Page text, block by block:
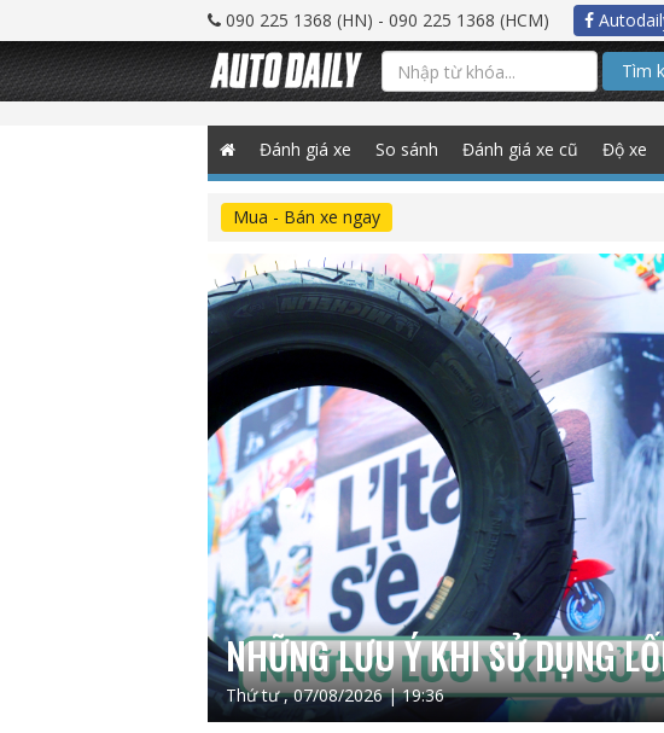
090 225 1368 (HN) - 090 225 1368 (HCM)
Tìm
Đánh giá xe So sánh Đánh giá xe cũ Độ xe
Mua - Bán xe ngay
NHỮNG LƯU Ý KHI SỬ DỤNG
Thứ tư , 07/08/2026 | 19:36